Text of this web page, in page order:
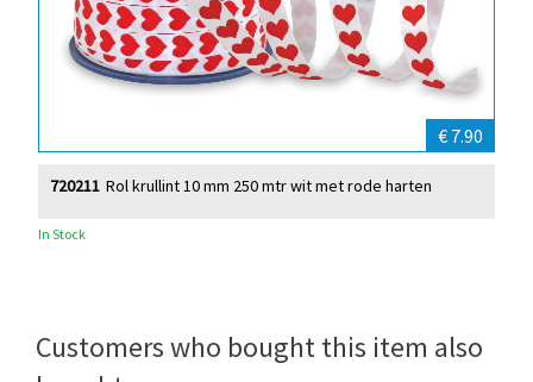
€ 7.90
Rol krullint 10 mm 250 mtr wit met rode harten
720211
In Stock
Customers who bought this item also